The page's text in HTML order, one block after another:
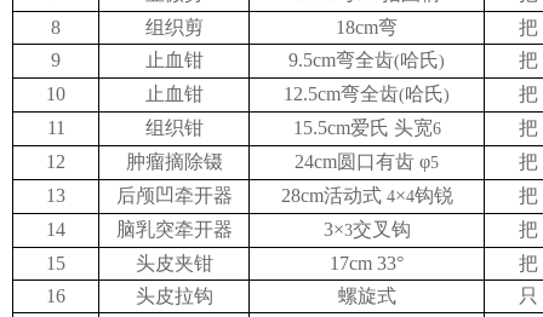
8
组织剪 18cm弯
把
9
止血钳 9.5cm弯全齿(哈氏)
把
10
止血钳 12.5cm弯全齿(哈氏)
把
11
组织钳 15.5cm爱氏 头宽6
把
12
肿瘤摘除镊 24cm圆口有齿 φ5
把
13
后颅凹牵开器 28cm活动式4×4钩锐
把
14
脑乳突牵开器 3×3交叉钩
把
15
头皮夹钳 17cm 33°
把
16
头皮拉钩 螺旋式
只